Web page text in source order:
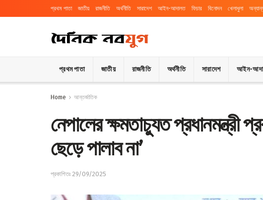
প্রথম পাতা জাতীয় রাজনীতি অর্থনীতি সারাদেশ আইন-আদালত ফিচার বিনোদন খেলাধুলা
প্রথম পাতা জাতীয় রাজনীতি অর্থনীতি সারাদেশ আইন-
Home আন্তর্জাতিক
নেপালের ক্ষমতাচ্যুত প্রধানমন্ত্রী
ছেড়ে পালাব না’
প্রকাশিতঃ 29/09/2025